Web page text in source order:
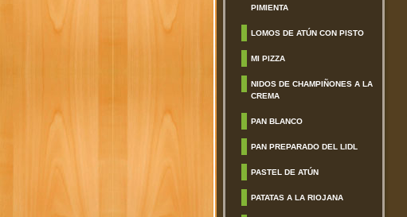
PIMIENTA
LOMOS DE ATÚN CON PISTO
MI PIZZA
NIDOS DE CHAMPIÑONES A LA
CREMA
PAN BLANCO
PAN PREPARADO DEL LIDL
PASTEL DE ATÚN
PATATAS A LA RIOJANA